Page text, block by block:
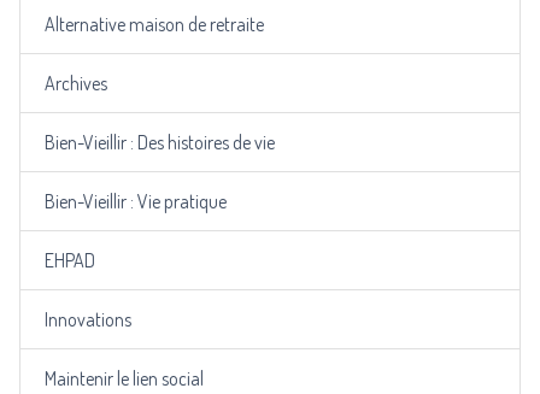
Alternative maison de retraite
Archives
Bien-Vieillir : Des histoires de vie
Bien-Vieillir : Vie pratique
EHPAD
Innovations
Maintenir le lien social